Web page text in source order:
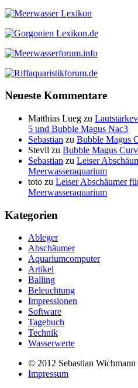
Neueste Kommentare
Matthias Lueg zu
5 und Bubble Magus Nac3
Sebastian zu Bubble Magus
Stevil zu Bubble Magus
Sebastian zu Leiser
Meerwasseraquarium
toto zu Leiser Abschäumer
Meerwasseraquarium
Kategorien
Ableger
Abschäumer
Aquariumcomputer
Artikel
Balling
Beleuchtung
Impressionen
Software
Tagebuch
Technik
Wasserwerte
© 2012 Sebastian Wichmann
Impressum